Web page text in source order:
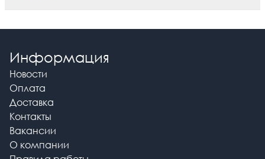
Информация
Новости
Оплата
Доставка
Контакты
Вакансии
О компании